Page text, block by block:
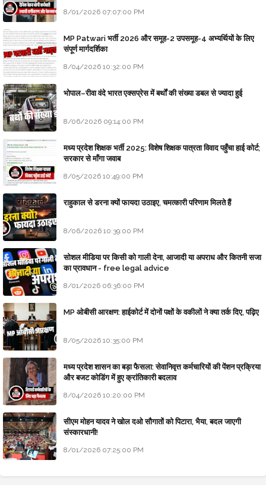
8/01/2026 07:07:00 PM
MP Patwari भर्ती 2026 और समूह-2 उपसमूह-4 अभ्यर्थियों के लिए
संपूर्ण मार्गदर्शिका
8/04/2026 10:32:00 PM
भोपाल–रीवा वंदे भारत एक्सप्रेस में बर्थों की संख्या डबल से ज्यादा हुई
8/06/2026 09:14:00 PM
मध्य प्रदेश शिक्षक भर्ती 2025: विशेष शिक्षक पात्रता विवाद पहुँचा हाई कोर्ट;
सरकार से माँगा जवाब
8/05/2026 10:49:00 PM
राहुकाल से डरना क्यों फायदा उठाइए, चमत्कारी परिणाम मिलते हैं
8/06/2026 10:39:00 PM
सोशल मीडिया पर किसी को गाली देना, आजादी या अपराध और कितनी सजा
का प्रावधान - free legal advice
8/01/2026 06:36:00 PM
MP ओबीसी आरक्षण: हाईकोर्ट में दोनों पक्षों के वकीलों ने क्या तर्क दिए, पढ़िए
8/05/2026 10:35:00 PM
मध्य प्रदेश शासन का बड़ा फैसला: सेवानिवृत्त कर्मचारियों की पेंशन प्रक्रिया
और बजट कोडिंग में हुए क्रांतिकारी बदलाव
8/04/2026 10:20:00 PM
सीएम मोहन यादव ने खोल दओ सौगातों को पिटारा, भैया, बदल जाएगी
संस्कारधानी!
8/01/2026 07:25:00 PM